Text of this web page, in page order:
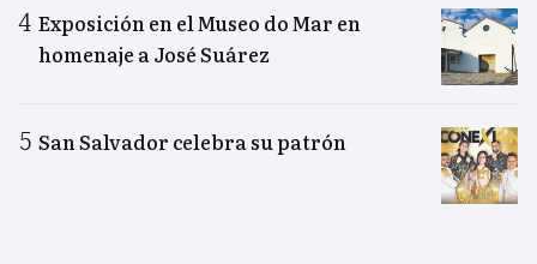
Exposición en el Museo do Mar en
homenaje a José Suárez
San Salvador celebra su patrón